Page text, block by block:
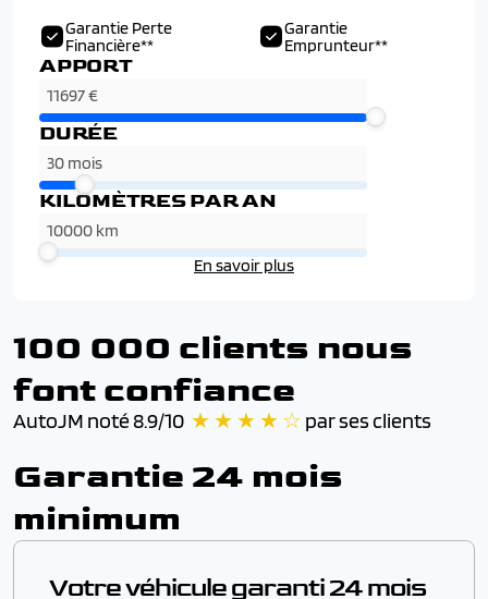
Garantie Perte
Financière**
Garantie
Emprunteur**
APPORT
DURÉE
KILOMÈTRES PAR AN
En savoir plus
100 000 clients nous
font confiance
AutoJM noté 8.9/10 ★ ★ ★ ★ ☆ par ses clients
Garantie 24 mois
minimum
Votre véhicule garanti 24 mois